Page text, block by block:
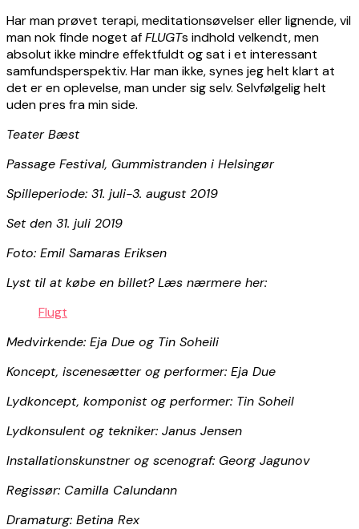
Har man prøvet terapi, meditationsøvelser eller lignende, vil
man nok finde noget afFLUGTs indhold velkendt, men
absolut ikke mindre effektfuldt og sat i et interessant
samfundsperspektiv. Har man ikke, synes jeg helt klart at
det er en oplevelse, man under sig selv. Selvfølgelig helt
uden pres fra min side.
Teater Bæst
Passage Festival, Gummistranden i Helsingør
Spilleperiode: 31. juli-3. august 2019
Set den 31. juli 2019
Foto: Emil Samaras Eriksen
Lyst til at købe en billet? Læs nærmere her:
Flugt
Medvirkende: Eja Due og Tin Soheili
Koncept, iscenesætter og performer: Eja Due
Lydkoncept, komponist og performer: Tin Soheil
Lydkonsulent og tekniker: Janus Jensen
Installationskunstner og scenograf: Georg Jagunov
Regissør: Camilla Calundann
Dramaturg: Betina Rex